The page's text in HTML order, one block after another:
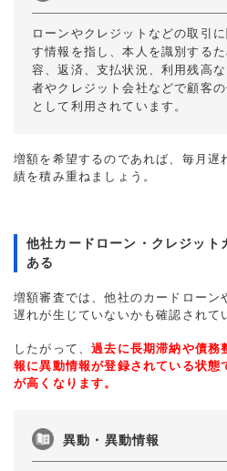
ローンやクレジットなどの取引
す情報を指し、本人を識別する
容、返済、支払状況、利用残高
者やクレジット会社などで顧客
として利用されています。
増額を希望するのであれば、毎月遅
績を積み重ねましょう。
他社カードローン・クレジット
ある
増額審査では、他社のカードローン
遅れが生じていないかも確認されて
したがって、過去に長期滞納や債務
報に異動情報が登録されている状態
が高くなります。
異動・異動情報